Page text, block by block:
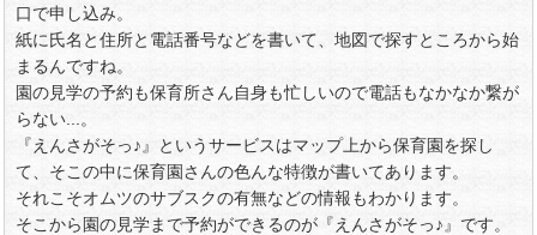
口で申し込み。
紙に氏名と住所と電話番号などを書いて、地図で探すところから始
まるんですね。
園の見学の予約も保育所さん自身も忙しいので電話もなかなか繋が
らない...。
『えんさがそっ♪』というサービスはマップ上から保育園を探し
て、そこの中に保育園さんの色んな特徴が書いてあります。
それこそオムツのサブスクの有無などの情報もわかります。
そこから園の見学まで予約ができるのが『えんさがそっ♪』です。